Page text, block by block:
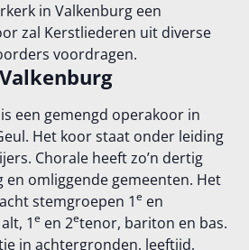
in Valkenburg een
zal Kerstliederen uit diverse
voordragen.
een gemengd operakoor in
Het koor staat onder leiding
Chorale heeft zo’n dertig
en omliggende gemeenten. Het
stemgroepen 1e en
alt, 1e en 2etenor, bariton en bas.
in achtergronden, leeftijd,